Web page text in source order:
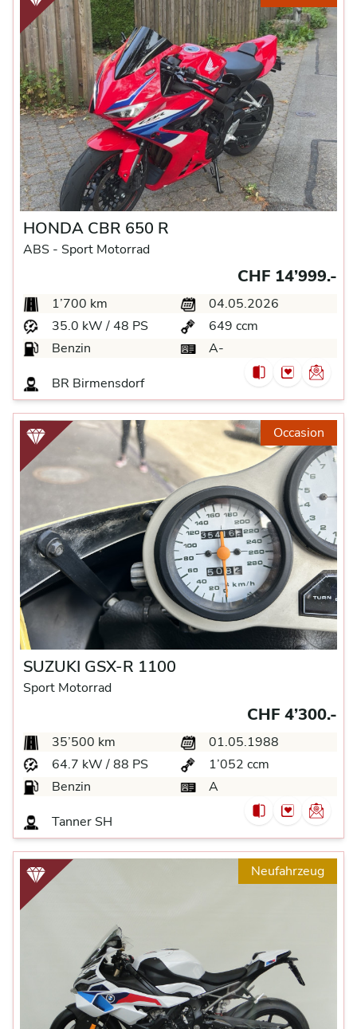
HONDA CBR 650 R
ABS - Sport Motorrad
CHF 14’999.-
1’700 km
04.05.2026
35.0 kW / 48 PS
649 ccm
Benzin
A-
BR Birmensdorf
Occasion
SUZUKI GSX-R 1100
Sport Motorrad
CHF 4’300.-
35’500 km
01.05.1988
64.7 kW / 88 PS
1’052 ccm
Benzin
A
Tanner SH
Neufahrzeug